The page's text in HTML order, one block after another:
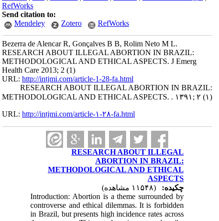
RefWorks
Send citation to:
Mendeley
Zotero RefWorks
Bezerra de Alencar R, Gonçalves B B, Rolim Neto M L.
RESEARCH ABOUT ILLEGAL ABORTION IN BRAZIL:
METHODOLOGICAL AND ETHICAL ASPECTS. J Emerg
Health Care 2013; 2 (1)
URL:http://intjmi.com/article-1-28-fa.html
RESEARCH ABOUT ILLEGAL ABORTION IN BRAZIL:
METHODOLOGICAL AND ETHICAL ASPECTS. . ۱۳۹۱; ۲ (۱)
URL:http://intjmi.com/article-۱-۲۸-fa.html
RESEARCH ABOUT ILLEGAL
ABORTION IN BRAZIL:
METHODOLOGICAL AND ETHICAL
ASPECTS
چکیده:
Introduction: Abortion is a theme surrounded by
controverse and ethical dilemmas. It is forbidden
in Brazil, but presents high incidence rates across